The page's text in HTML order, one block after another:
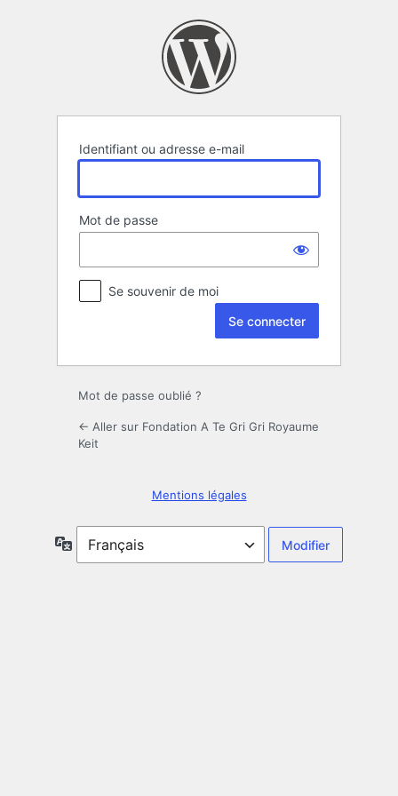
Identifiant ou adresse e-mail
Mot de passe
Se souvenir de moi
Mot de passe oublié ?
← Aller sur Fondation A Te Gri Gri Royaume
Keit
Mentions légales
Langue